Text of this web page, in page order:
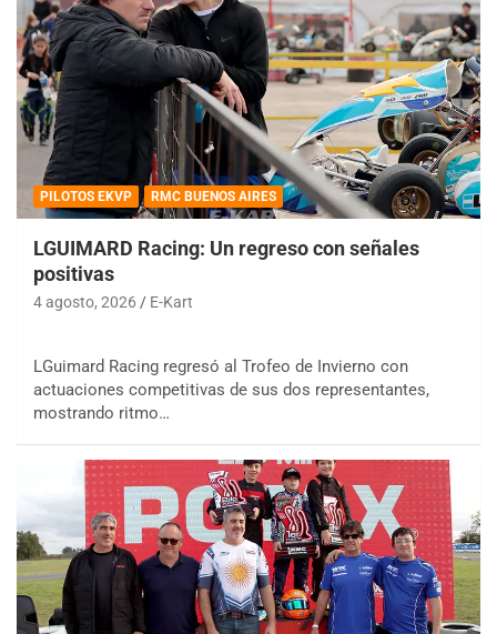
PILOTOS EKVP RMC BUENOS AIRES
LGUIMARD Racing: Un regreso con señales
positivas
4 agosto, 2026 E-Kart
LGuimard Racing regresó al Trofeo de Invierno con
actuaciones competitivas de sus dos representantes,
mostrando ritmo…